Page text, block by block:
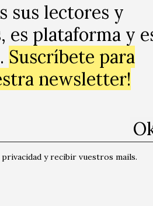
sus lectores y
es plataforma y
Suscríbete para
newsletter!
y recibir vuestros mails.